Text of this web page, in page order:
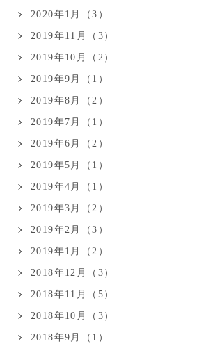
2020年1月（3）
2019年11月（3）
2019年10月（2）
2019年9月（1）
2019年8月（2）
2019年7月（1）
2019年6月（2）
2019年5月（1）
2019年4月（1）
2019年3月（2）
2019年2月（3）
2019年1月（2）
2018年12月（3）
2018年11月（5）
2018年10月（3）
2018年9月（1）